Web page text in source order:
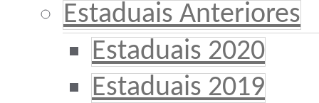
Estaduais Anteriores
Estaduais 2020
Estaduais 2019